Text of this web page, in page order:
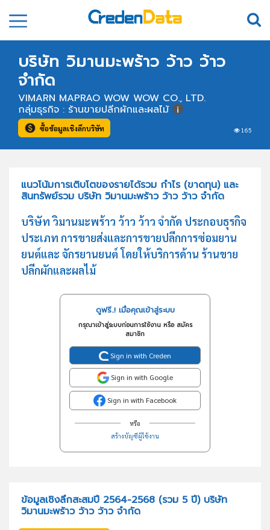
บริษัท วิมานมะพร้าว ว้าว ว้าว
จำกัด
VIMARN MAPRAO WOW WOW CO., LTD.
165
กลุ่มธุรกิจ : ร้านขายปลีกผักและผลไม้
ซื้อข้อมูลเชิงลึกบริษัท
แนวโน้มการเติบโตของรายได้รวม กำไร (ขาดทุน) และ
สินทรัพย์รวม บริษัท วิมานมะพร้าว ว้าว ว้าว จำกัด
บริษัท วิมานมะพร้าว ว้าว ว้าว จำกัด ประกอบธุรกิจ
ประเภท การขายส่งและการขายปลีกการซ่อมยาน
ยนต์และ จักรยานยนต์ โดยให้บริการด้าน ร้านขาย
ปลีกผักและผลไม้
ดูฟรี..! เมื่อคุณเข้าสู่ระบบ
กรุณาเข้าสู่ระบบก่อนการใช้งาน หรือ สมัคร
สมาชิก
Sign in with Creden
Sign in with Google
Sign in with Facebook
หรือ
สร้างบัญชีผู้ใช้งาน
ข้อมูลเชิงลึกสะสมปี 2564-2568 (รวม 5 ปี) บริษัท
วิมานมะพร้าว ว้าว ว้าว จำกัด